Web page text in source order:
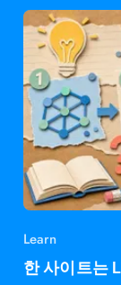
Learn
한 사이트는